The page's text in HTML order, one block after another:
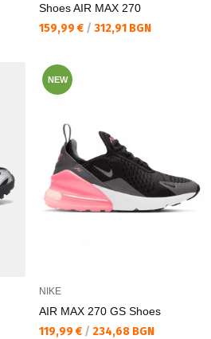
Shoes AIR MAX 270
Текуща цена:
159,99 € / 312,91 BGN
NEW
NIKE
AIR MAX 270 GS Shoes
Текуща цена:
119,99 € / 234,68 BGN